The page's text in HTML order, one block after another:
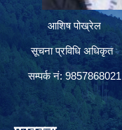
आशिष पोख्रेल
सूचना प्रविधि अधिकृत
सम्पर्क नं: 9857868021